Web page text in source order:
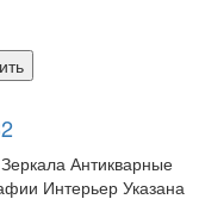
Антикварные
Интерьер Указана